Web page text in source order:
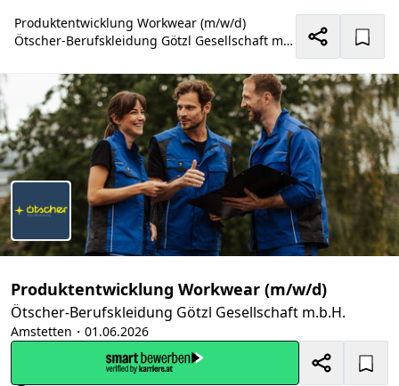
Produktentwicklung Workwear (m/w/d)
Ötscher-Berufskleidung Götzl Gesellschaft m.b.H.
Produktentwicklung Workwear (m/w/d)
Ötscher-Berufskleidung Götzl Gesellschaft m.b.H.
Amstetten ・01.06.2026